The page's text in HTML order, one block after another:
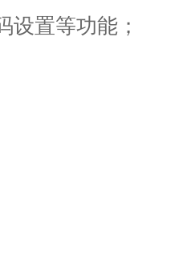
设置等功能；